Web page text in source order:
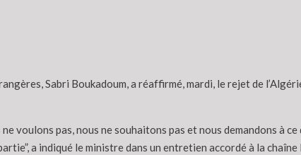
Sabri Boukadoum, a réaffirmé, mardi, le rejet de
ne voulons pas, nous ne souhaitons pas et nous demandons à
a indiqué le ministre dans un entretien accordé à la chaîne